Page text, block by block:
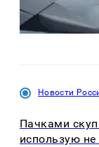
Новости
Пачками
использую